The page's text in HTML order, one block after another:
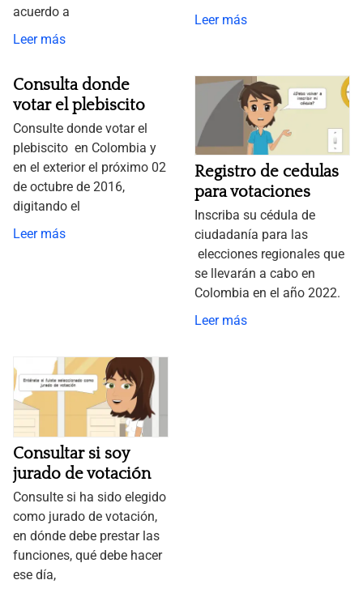
acuerdo a
Leer más
Leer más
Consulta donde
votar el plebiscito
Consulte donde votar el
plebiscito en Colombia y
en el exterior el próximo 02
de octubre de 2016,
digitando el
Leer más
Registro de cedulas
para votaciones
Inscriba su cédula de
ciudadanía para las
elecciones regionales que
se llevarán a cabo en
Colombia en el año 2022.
Leer más
Consultar si soy
jurado de votación
Consulte si ha sido elegido
como jurado de votación,
en dónde debe prestar las
funciones, qué debe hacer
ese día,